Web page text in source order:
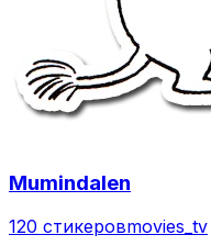
Mumindalen
120 стикеровmovies_tv